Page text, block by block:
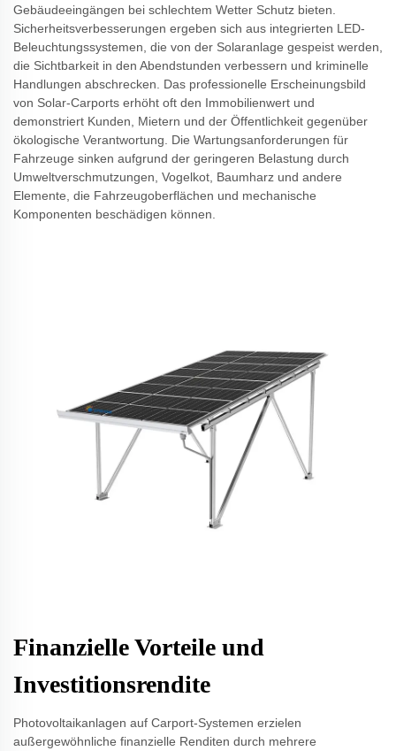
Gebäudeeingängen bei schlechtem Wetter Schutz bieten.
Sicherheitsverbesserungen ergeben sich aus integrierten LED-
Beleuchtungssystemen, die von der Solaranlage gespeist werden,
die Sichtbarkeit in den Abendstunden verbessern und kriminelle
Handlungen abschrecken. Das professionelle Erscheinungsbild
von Solar-Carports erhöht oft den Immobilienwert und
demonstriert Kunden, Mietern und der Öffentlichkeit gegenüber
ökologische Verantwortung. Die Wartungsanforderungen für
Fahrzeuge sinken aufgrund der geringeren Belastung durch
Umweltverschmutzungen, Vogelkot, Baumharz und andere
Elemente, die Fahrzeugoberflächen und mechanische
Komponenten beschädigen können.
Finanzielle Vorteile und
Investitionsrendite
Photovoltaikanlagen auf Carport-Systemen erzielen
außergewöhnliche finanzielle Renditen durch mehrere